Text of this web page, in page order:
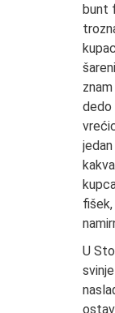
bunt
dedo
U